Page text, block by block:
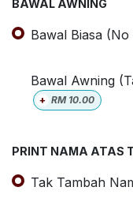
BAWAL AWNING
Bawal Biasa
Bawal Awning
+ RM 10.00
PRINT NAMA ATAS
Tak Tambah